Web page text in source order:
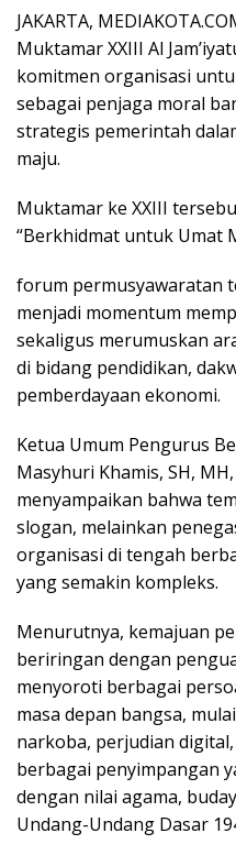
JAKARTA,
Muktamar XXIII Al
komitmen organisasi
sebagai penjaga moral
strategis pemerintah
maju.
Muktamar ke XXIII
“Berkhidmat untuk Umat
forum permusyawaratan
menjadi momentum
sekaligus merumuskan
di bidang pendidikan,
pemberdayaan ekonomi.
Ketua Umum Pengurus
Masyhuri Khamis, SH,
menyampaikan bahwa
slogan, melainkan
organisasi di tengah
yang semakin kompleks.
Menurutnya, kemajuan
beriringan dengan
menyoroti berbagai
masa depan bangsa,
narkoba, perjudian
berbagai penyimpangan
dengan nilai agama,
Undang-Undang Dasar